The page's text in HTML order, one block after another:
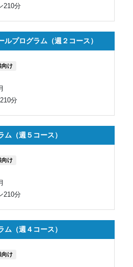
210分
プログラム（週２コース）
向け
分
ム（週５コース）
向け
210分
ム（週４コース）
向け